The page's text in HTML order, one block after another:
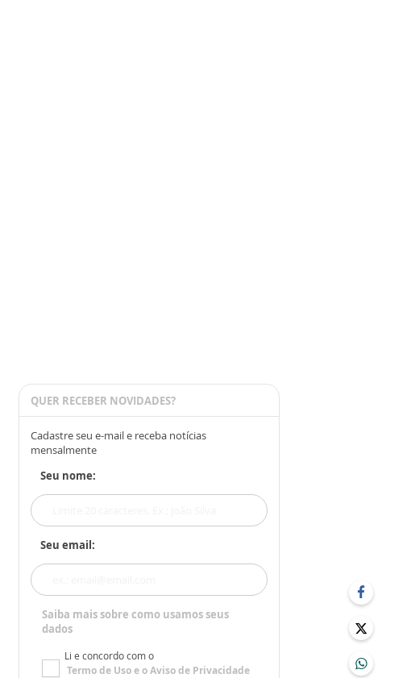
QUER RECEBER NOVIDADES?
Cadastre seu e-mail e receba notícias
mensalmente
Seu nome:
Seu email:
Saiba mais sobre como usamos seus
dados
Li e concordo com o
Termo de Usoe oAviso de Privacidade